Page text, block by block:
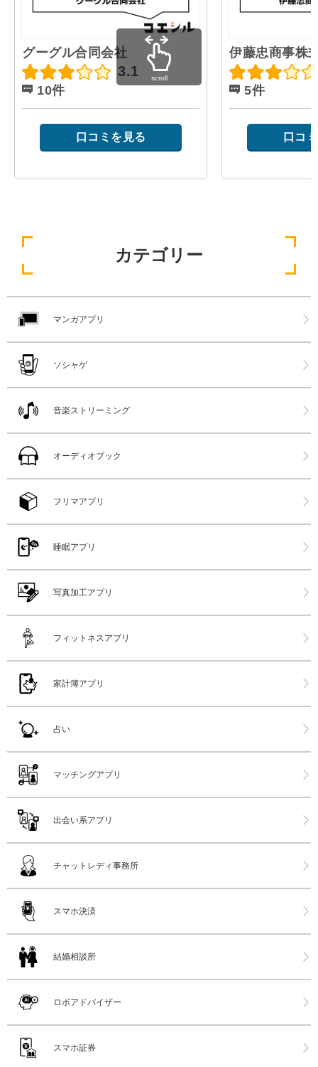
グーグル合同会社
3.1
10件
口コミを見る
伊藤忠商事株
5件
口コ
scroll
カテゴリー
マンガアプリ
ソシャゲ
音楽ストリーミング
オーディオブック
フリマアプリ
睡眠アプリ
写真加工アプリ
フィットネスアプリ
家計簿アプリ
占い
マッチングアプリ
出会い系アプリ
チャットレディ事務所
スマホ決済
結婚相談所
ロボアドバイザー
スマホ証券